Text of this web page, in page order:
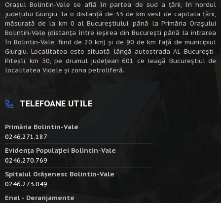
Oraşul Bolintin-Vale se află în partea de sud a ţării, în nordul
judeţului Giurgiu, la o distanţă de 33 de km vest de capitala țării,
măsurată de la km 0 al Bucureștiului, până la Primăria Orașului
Bolintin-Vale (distanța între ieșirea din București până la intrarea
în Bolintin-Vale, fiind de 20 km) şi de 90 de km faţă de municipiul
Giurgiu. Localitatea este situată lângă autostrada A1 Bucureşti-
Piteşti, km 30, pe drumul judeţean 601 ce leagă Bucureştiul de
localitatea Videle şi zona petroliferă.
TELEFOANE UTILE
Primăria Bolintin-Vale
0246.271.187
Evidența Populației Bolintin-Vale
0246.270.769
Spitalul Orășenesc Bolintin-Vale
0246.273.049
Enel - Deranjamente